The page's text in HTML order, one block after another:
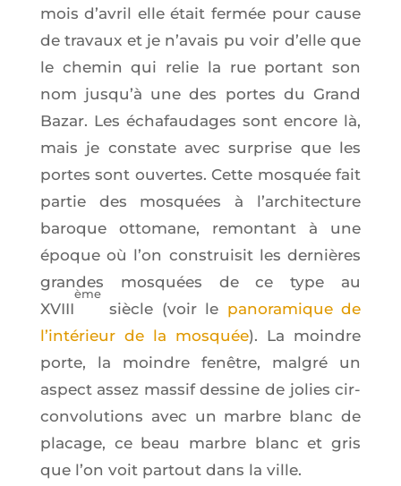
mois d’a­vril elle était fer­mée pour cause
de tra­vaux et je n’a­vais pu voir d’elle que
le che­min qui relie la rue por­tant son
nom jus­qu’à une des portes du Grand
Bazar. Les écha­fau­dages sont encore là,
mais je constate avec sur­prise que les
portes sont ouvertes. Cette mos­quée fait
par­tie des mos­quées à l’ar­chi­tec­ture
baroque otto­mane, remon­tant à une
époque où l’on construi­sit les der­nières
grandes mos­quées de ce type au
XVIII
ème
siècle (voir le pano­ra­mique de
l’in­té­rieur de la mos­quée). La moindre
porte, la moindre fenêtre, mal­gré un
aspect assez mas­sif des­sine de jolies cir­
con­vo­lu­tions avec un marbre blanc de
pla­cage, ce beau marbre blanc et gris
que l’on voit par­tout dans la ville.